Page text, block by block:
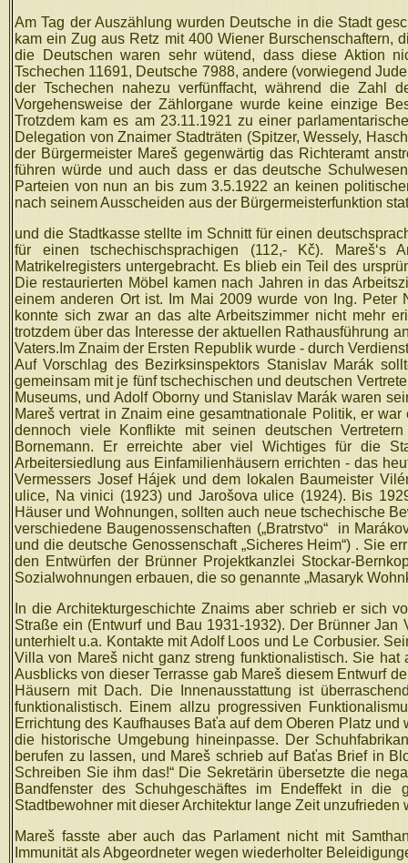
Am Tag der Auszählung wurden Deutsche in die Stadt
kam ein Zug aus Retz mit 400 Wiener Burschenschaftern,
die Deutschen waren sehr wütend, dass diese Aktion
Tschechen 11691, Deutsche 7988, andere (vorwiegend
der Tschechen nahezu verfünffacht, während die Zahl
Vorgehensweise der Zählorgane wurde keine einzige
Trotzdem kam es am 23.11.1921 zu einer
Delegation von Znaimer Stadträten (Spitzer, Wessely,
der Bürgermeister Mareš gegenwärtig das Richteramt
führen würde und auch dass er das deutsche
Parteien von nun an bis zum 3.5.1922 an keinen
nach seinem Ausscheiden aus der Bürgermeisterfunktion
und die Stadtkasse stellte im Schnitt für einen
für einen tschechischsprachigen (112,- Kč).
Matrikelregisters untergebracht. Es blieb ein Teil des
Die restaurierten Möbel kamen nach Jahren in das
einem anderen Ort ist. Im Mai 2009 wurde von Ing. Peter
konnte sich zwar an das alte Arbeitszimmer nicht mehr
trotzdem über das Interesse der aktuellen Rathausführung
Vaters.Im Znaim der Ersten Republik wurde - durch
Auf Vorschlag des Bezirksinspektors Stanislav Marák
gemeinsam mit je fünf tschechischen und deutschen
Museums, und Adolf Oborny und Stanislav Marák waren
Mareš vertrat in Znaim eine gesamtnationale Politik, er
dennoch viele Konflikte mit seinen deutschen
Bornemann. Er erreichte aber viel Wichtiges für die
Arbeitersiedlung aus Einfamilienhäusern errichten - das
Vermessers Josef Hájek und dem lokalen Baumeister
ulice, Na vinici (1923) und Jarošova ulice (1924). Bis
Häuser und Wohnungen, sollten auch neue tschechische
verschiedene Baugenossenschaften („Bratrstvo“
in
und die deutsche Genossenschaft „Sicheres Heim“) . Sie
den Entwürfen der Brünner Projektkanzlei Stockar-
Sozialwohnungen erbauen, die so genannte „Masaryk
In die Architekturgeschichte Znaims aber schrieb er sich
Straße ein (Entwurf und Bau 1931-1932). Der Brünner
unterhielt u.a. Kontakte mit Adolf Loos und Le Corbusier.
Villa von Mareš nicht ganz streng funktionalistisch. Sie
Ausblicks von dieser Terrasse gab Mareš diesem Entwurf
Häusern mit Dach. Die Innenausstattung ist
funktionalistisch. Einem allzu progressiven
Errichtung des Kaufhauses Baťa auf dem Oberen Platz
die historische Umgebung hineinpasse. Der
berufen zu lassen, und Mareš schrieb auf Baťas Brief in
Schreiben Sie ihm das!“ Die Sekretärin übersetzte die
Bandfenster des Schuhgeschäftes im Endeffekt in die
Stadtbewohner mit dieser Architektur lange Zeit unzufrieden
Mareš fasste aber auch das Parlament nicht mit
Immunität als Abgeordneter wegen wiederholter